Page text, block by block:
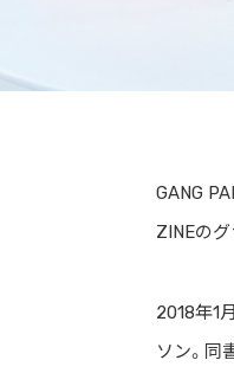
GANG
ZINEの
2018年1
ソン。同